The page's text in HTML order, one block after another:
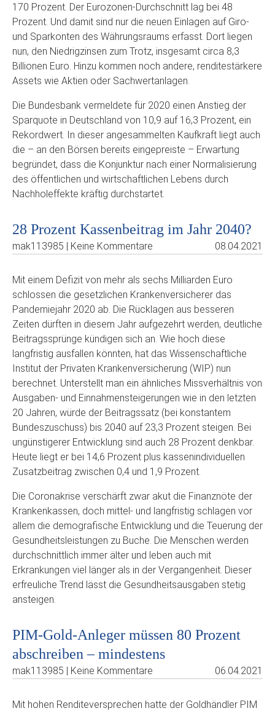
170 Prozent. Der Eurozonen-Durchschnitt lag bei 48
Prozent. Und damit sind nur die neuen Einlagen auf Giro-
und Sparkonten des Währungsraums erfasst. Dort liegen
nun, den Niedrigzinsen zum Trotz, insgesamt circa 8,3
Billionen Euro. Hinzu kommen noch andere, renditestärkere
Assets wie Aktien oder Sachwertanlagen.
Die Bundesbank vermeldete für 2020 einen Anstieg der
Sparquote in Deutschland von 10,9 auf 16,3 Prozent, ein
Rekordwert. In dieser angesammelten Kaufkraft liegt auch
die – an den Börsen bereits eingepreiste – Erwartung
begründet, dass die Konjunktur nach einer Normalisierung
des öffentlichen und wirtschaftlichen Lebens durch
Nachholeffekte kräftig durchstartet.
28 Prozent Kassenbeitrag im Jahr 2040?
mak113985 | Keine Kommentare 08.04.2021
Mit einem Defizit von mehr als sechs Milliarden Euro
schlossen die gesetzlichen Krankenversicherer das
Pandemiejahr 2020 ab. Die Rücklagen aus besseren
Zeiten dürften in diesem Jahr aufgezehrt werden, deutliche
Beitragssprünge kündigen sich an. Wie hoch diese
langfristig ausfallen könnten, hat das Wissenschaftliche
Institut der Privaten Krankenversicherung (WIP) nun
berechnet. Unterstellt man ein ähnliches Missverhältnis von
Ausgaben- und Einnahmensteigerungen wie in den letzten
20 Jahren, würde der Beitragssatz (bei konstantem
Bundeszuschuss) bis 2040 auf 23,3 Prozent steigen. Bei
ungünstigerer Entwicklung sind auch 28 Prozent denkbar.
Heute liegt er bei 14,6 Prozent plus kassenindividuellen
Zusatzbeitrag zwischen 0,4 und 1,9 Prozent.
Die Coronakrise verschärft zwar akut die Finanznöte der
Krankenkassen, doch mittel- und langfristig schlagen vor
allem die demografische Entwicklung und die Teuerung der
Gesundheitsleistungen zu Buche. Die Menschen werden
durchschnittlich immer älter und leben auch mit
Erkrankungen viel länger als in der Vergangenheit. Dieser
erfreuliche Trend lässt die Gesundheitsausgaben stetig
ansteigen.
PIM-Gold-Anleger müssen 80 Prozent
abschreiben – mindestens
mak113985 | Keine Kommentare 06.04.2021
Mit hohen Renditeversprechen hatte der Goldhändler PIM